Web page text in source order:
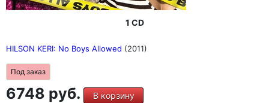
1 CD
HILSON KERI: No Boys Allowed (2011)
Под заказ
6748 руб. В корзину